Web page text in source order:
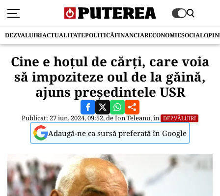
DEZVALUIRIACTUALITATEPOLITICĂFINANCIARECONOMIESOCIAL
Cine e hoțul de cărți, care voia
să impoziteze oul de la găină,
ajuns președintele USR
Publicat: 27 iun. 2024, 09:52, deIon Teleanu, în DEZVĂLUIRI
Adaugă-ne ca sursă preferată în Google